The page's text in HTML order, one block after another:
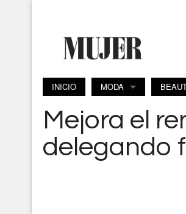
INICIO MODA
Mejora el
delegando